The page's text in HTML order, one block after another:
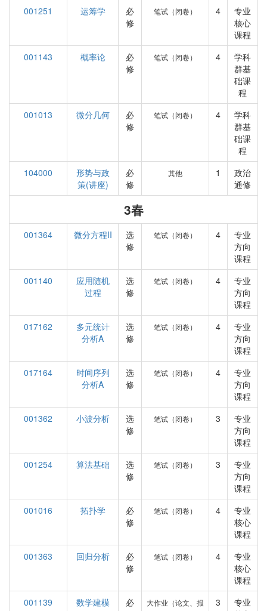
001251
运筹学
必
修
笔试（闭卷） 4
专业
核心
课程
001143
概率论
必
修
笔试（闭卷） 4
学科
群基
础课
程
001013
微分几何
必
修
笔试（闭卷） 4
学科
群基
础课
程
104000
形势与政
策(讲座)
必
修
其他 1
政治
通修
3春
001364 微分方程II
选
修
笔试（闭卷） 4
专业
方向
课程
001140
应用随机
过程
选
修
笔试（闭卷） 4
专业
方向
课程
017162
多元统计
分析A
选
修
笔试（闭卷） 4
专业
方向
课程
017164
时间序列
分析A
选
修
笔试（闭卷） 4
专业
方向
课程
001362
小波分析
选
修
笔试（闭卷） 3
专业
方向
课程
001254
算法基础
选
修
笔试（闭卷） 3
专业
方向
课程
001016
拓扑学
必
修
笔试（闭卷） 4
专业
核心
课程
001363
回归分析
必
修
笔试（闭卷） 4
专业
核心
课程
001139
数学建模
必
大作业（论文、报
3
专业